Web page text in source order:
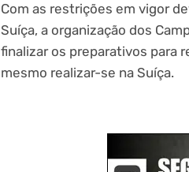
Com as restrições em vigor
Suíça, a organização dos
finalizar os preparativos para
mesmo realizar-se na Suíça.